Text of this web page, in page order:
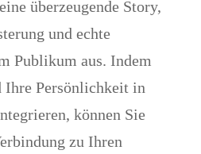
überzeugende Story,
und echte
Publikum aus. Indem
Ihre Persönlichkeit in
können Sie
zu Ihren